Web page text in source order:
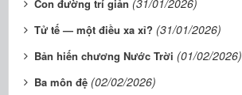
Con đường trí giản
Tử tế — một điều xa xỉ? (31/01/2026)
Bản hiến chương Nước Trời (01/02/2026)
Ba môn đệ (02/02/2026)